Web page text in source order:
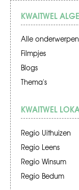
KWAITWEL
Alle onderwerpen
Filmpjes
Blogs
Thema's
KWAITWEL
Regio Uithuizen
Regio Leens
Regio Winsum
Regio Bedum